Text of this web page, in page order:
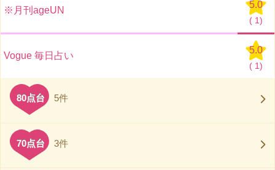
※月刊ageUN
5.0
( 1)
Vogue 毎日占い
5.0
( 1)
80点台 5件
70点台 3件